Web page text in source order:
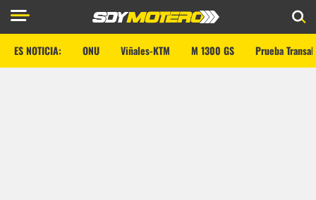
ES NOTICIA: ONU Viñales-KTM M 1300 GS Prueba